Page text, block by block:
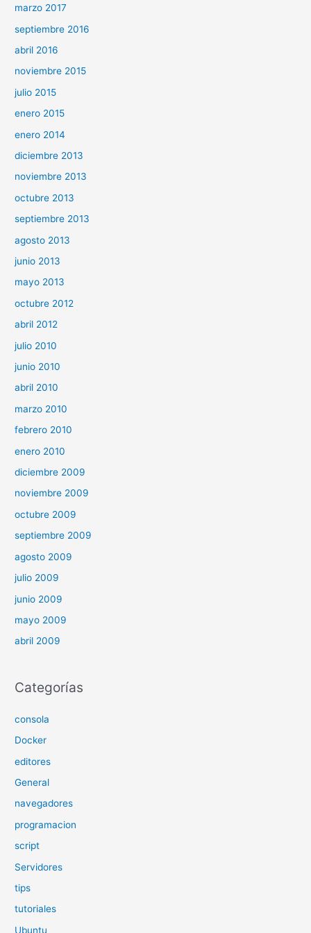
marzo 2017
septiembre 2016
abril 2016
noviembre 2015
julio 2015
enero 2015
enero 2014
diciembre 2013
noviembre 2013
octubre 2013
septiembre 2013
agosto 2013
junio 2013
mayo 2013
octubre 2012
abril 2012
julio 2010
junio 2010
abril 2010
marzo 2010
febrero 2010
enero 2010
diciembre 2009
noviembre 2009
octubre 2009
septiembre 2009
agosto 2009
julio 2009
junio 2009
mayo 2009
abril 2009
Categorías
consola
Docker
editores
General
navegadores
programacion
script
Servidores
tips
tutoriales
Ubuntu